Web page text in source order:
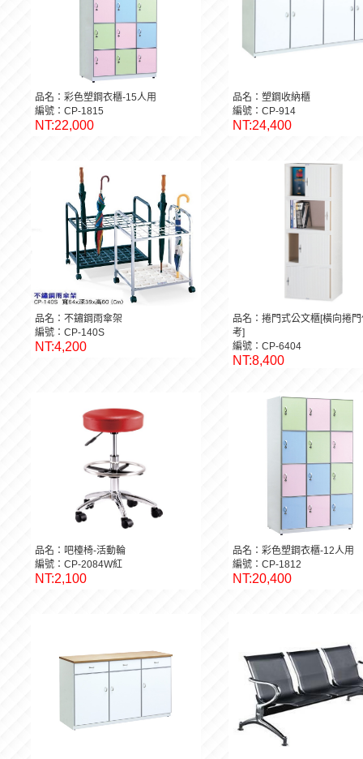
品名：彩色塑鋼衣櫃-15人用
編號：CP-1815
NT:22,000
品名：塑鋼收納櫃
編號：CP-914
NT:24,400
品名：不鏽鋼雨傘架
編號：CP-140S
NT:4,200
品名：捲門式公文櫃[橫向捲
考]
編號：CP-6404
NT:8,400
品名：吧檯椅-活動輪
編號：CP-2084W紅
NT:2,100
品名：彩色塑鋼衣櫃-12人用
編號：CP-1812
NT:20,400